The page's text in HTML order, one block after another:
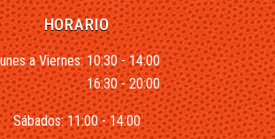
HORARIO
a Viernes: 10:30 - 14:00
16:30 - 20:00
Sábados: 11:00 - 14:00